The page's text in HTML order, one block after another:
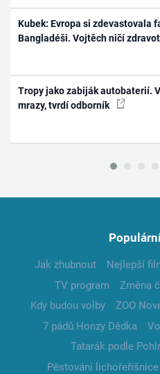
Kubek: Evropa si zdevastovala
Bangladéši. Vojtěch ničí
Tropy jako zabiják autobaterií.
mrazy, tvrdí odborník
Jak zhubnout Nejlepší
TV program
Změna
Kdy budou volby
ZOO
7 pádů Honzy Dědka
Tatarák podle
Pěstování lichořeřišnice